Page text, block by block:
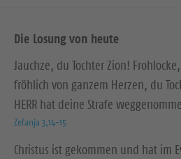
Die Losung von heute
Jauchze, du Tochter Zion!
fröhlich von ganzem Herzen, du
HERR hat deine Strafe
Zefanja 3,14-15
Christus ist gekommen und hat im